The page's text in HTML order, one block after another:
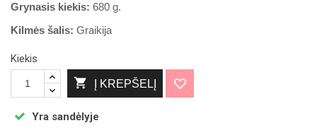
Grynasis kiekis: 680 g.
Kilmės šalis: Graikija
Kiekis
 Į KREPŠELĮ
Yra sandėlyje